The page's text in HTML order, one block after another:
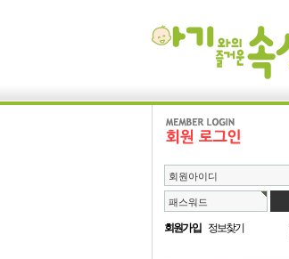
회원아이디
패스워드
회원가입 정보찾기